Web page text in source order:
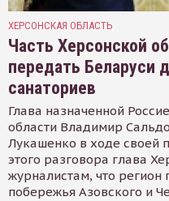
ХЕРСОНСКАЯ ОБЛАСТЬ
Часть Херсонской
передать Беларуси
санаториев
Глава назначенной
области Владимир
Лукашенко в ходе своей
этого разговора глава
журналистам, что регион
побережья Азовского и